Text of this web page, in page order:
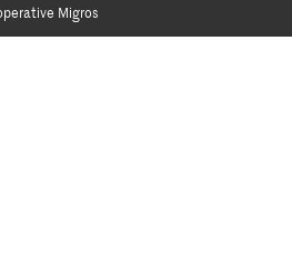
Migros